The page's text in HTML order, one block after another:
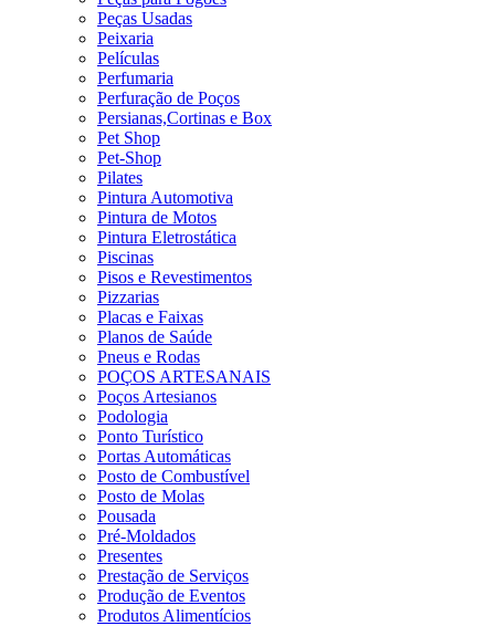
Peças Usadas
Peixaria
Películas
Perfumaria
Perfuração de Poços
Persianas,Cortinas e Box
Pet Shop
Pet-Shop
Pilates
Pintura Automotiva
Pintura de Motos
Pintura Eletrostática
Piscinas
Pisos e Revestimentos
Pizzarias
Placas e Faixas
Planos de Saúde
Pneus e Rodas
POÇOS ARTESANAIS
Poços Artesianos
Podologia
Ponto Turístico
Portas Automáticas
Posto de Combustível
Posto de Molas
Pousada
Pré-Moldados
Presentes
Prestação de Serviços
Produção de Eventos
Produtos Alimentícios